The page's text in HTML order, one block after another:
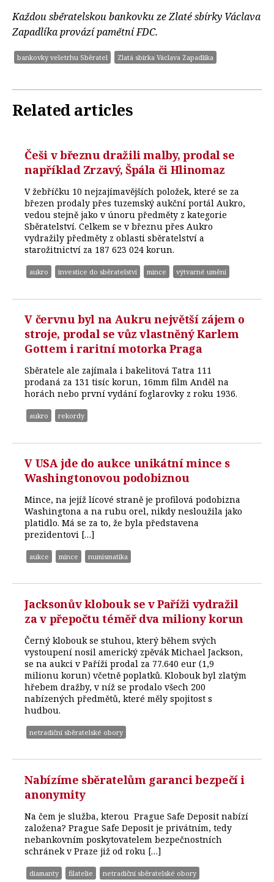
Každou sběratelskou bankovku ze Zlaté sbírky Václava
Zapadlíka provází pamětní FDC.
bankovky veletrhu Sběratel Zlatá sbírka Václava Zapadlíka
Related articles
Češi v březnu dražili malby, prodal se
například Zrzavý, Špála či Hlinomaz
V žebříčku 10 nejzajímavějších položek, které se za
březen prodaly přes tuzemský aukční portál Aukro,
vedou stejně jako v únoru předměty z kategorie
Sběratelství. Celkem se v březnu přes Aukro
vydražily předměty z oblasti sběratelství a
starožitnictví za 187 623 024 korun.
aukro investice do sběratelství mince výtvarné umění
V červnu byl na Aukru největší zájem o
stroje, prodal se vůz vlastněný Karlem
Gottem i raritní motorka Praga
Sběratele ale zajímala i bakelitová Tatra 111
prodaná za 131 tisíc korun, 16mm film Anděl na
horách nebo první vydání foglarovky z roku 1936.
aukro rekordy
V USA jde do aukce unikátní mince s
Washingtonovou podobiznou
Mince, na jejíž lícové straně je profilová podobizna
Washingtona a na rubu orel, nikdy nesloužila jako
platidlo. Má se za to, že byla představena
prezidentovi […]
aukce mince numismatika
Jacksonův klobouk se v Paříži vydražil
za v přepočtu téměř dva miliony korun
Černý klobouk se stuhou, který během svých
vystoupení nosil americký zpěvák Michael Jackson,
se na aukci v Paříži prodal za 77.640 eur (1,9
milionu korun) včetně poplatků. Klobouk byl zlatým
hřebem dražby, v níž se prodalo všech 200
nabízených předmětů, které měly spojitost s
hudbou.
netradiční sběratelské obory
Nabízíme sběratelům garanci bezpečí i
anonymity
Na čem je služba, kterou Prague Safe Deposit nabízí
založena? Prague Safe Deposit je privátním, tedy
nebankovním poskytovatelem bezpečnostních
schránek v Praze již od roku […]
diamanty filatelie netradiční sběratelské obory